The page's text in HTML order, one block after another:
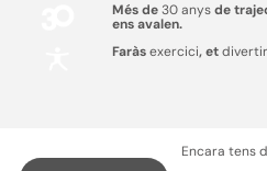
Més de30 anysde
ens avalen.
Faràsexercici, et
Encara tens